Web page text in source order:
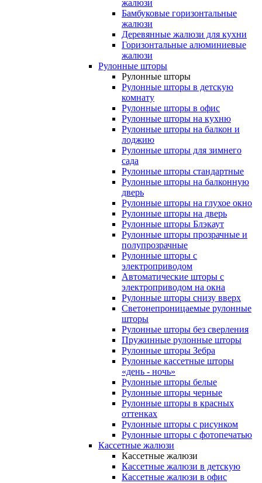
жалюзи
Бамбуковые горизонтальные
жалюзи
Деревянные жалюзи для кухни
Горизонтальные алюминиевые
жалюзи
Рулонные шторы
Рулонные шторы
Рулонные шторы в детскую
комнату
Рулонные шторы в офис
Рулонные шторы на кухню
Рулонные шторы на балкон и
лоджию
Рулонные шторы для зимнего
сада
Рулонные шторы стандартные
Рулонные шторы на балконную
дверь
Рулонные шторы на глухое окно
Рулонные шторы на дверь
Рулонные шторы Блэкаут
Рулонные шторы прозрачные и
полупрозрачные
Рулонные шторы с
электроприводом
Автоматические шторы с
электроприводом на окна
Рулонные шторы снизу вверх
Светонепроницаемые рулонные
шторы
Рулонные шторы без сверления
Пружинные рулонные шторы
Рулонные шторы Зебра
Рулонные кассетные шторы
«день - ночь»
Рулонные шторы белые
Рулонные шторы черные
Рулонные шторы в красных
оттенках
Рулонные шторы с рисунком
Рулонные шторы с фотопечатью
Кассетные жалюзи
Кассетные жалюзи
Кассетные жалюзи в детскую
Кассетные жалюзи в офис